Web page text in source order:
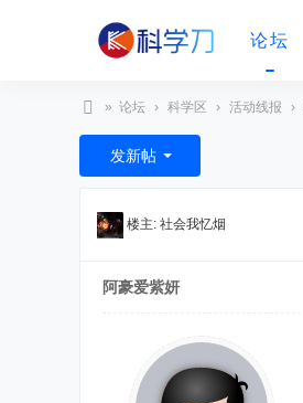
论坛
科
学
» 论坛 › 科学区 › 活动线报 ›
发新帖
楼主: 社会我忆烟
阿豪爱紫妍